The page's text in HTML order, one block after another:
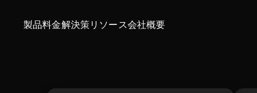
製品料金 リソース
解決策 会社概要